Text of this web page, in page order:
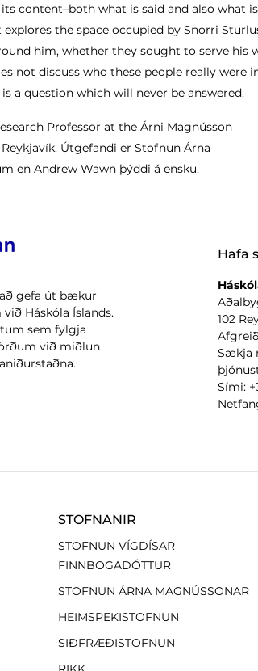
content–both what is said and also what is
the space occupied by Snorri
him, whether they sought to serve his
not discuss who these people really were
a question which will never be answered.
Professor at the Árni Magnússon
Útgefandi er Stofnun Árna
en Andrew Wawn þýddi á ensku.
gefa út bækur
Háskóla Íslands.
sem fylgja
við miðlun
Hafa
102
Sækja
Sími:
STOFNANIR
STOFNUN VÍGDÍSAR
FINNBOGADÓTTUR
STOFNUN ÁRNA MAGNÚSSONAR
HEIMSPEKISTOFNUN
SIÐFRÆÐISTOFNUN